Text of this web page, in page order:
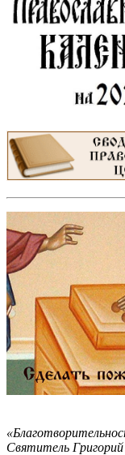
Святитель